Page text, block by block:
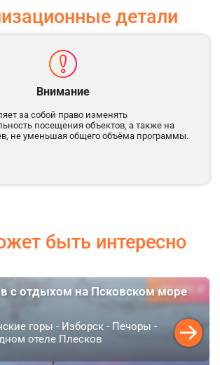
детали
Внимание
за собой право изменять
посещения объектов, а также на
не уменьшая общего объёма программы.
быть интересно
от49 600 ₽
с отдыхом на Псковском море
горы - Изборск - Печоры -
отеле Плесков